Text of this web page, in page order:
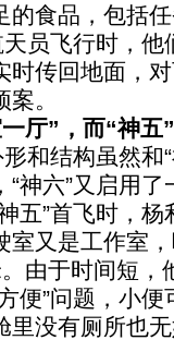
的食品，包括
天员飞行时，
时传回地面，
。
”，而“神五”
结构虽然和“
神六”又启用了
五”首飞时，
室又是工作室
由于时间短，
便”问题，小便
没有厕所也